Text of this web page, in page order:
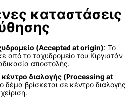
καταστάσεις
(Accepted at origin): Το
από το ταχυδρομείο του Κιργιστάν
αποστολής.
κέντρο διαλογής (Processing at
δέμα βρίσκεται σε κέντρο διαλογής